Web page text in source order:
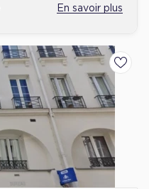
En savoir plus